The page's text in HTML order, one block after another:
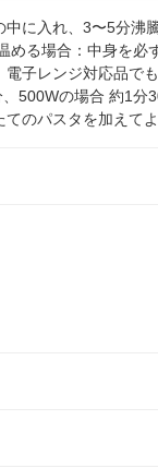
に入れ、3〜5分沸
る場合：中身を必
子レンジ対応品で
500Wの場合 約1分
のパスタを加えて